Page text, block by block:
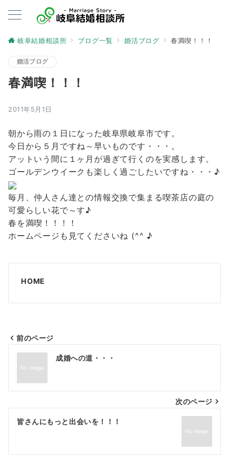
岐阜結婚相談所 ブログ一覧 婚活ブログ 春満喫！！！
婚活ブログ
春満喫！！！
2011年5月1日
朝から雨の１日になった岐阜県岐阜市です。
今日から５月ですね～早いものです・・・。
アットいう間に１ヶ月が過ぎて行くのを実感します。
ゴールデンウイークも楽しく過ごしたいですね・・・♪
毎月、仲人さん達との情報交換で集まる喫茶店の庭の
可愛らしい花で～す♪
春を満喫！！！！
ホームページも見てくださいね (^^ ♪
HOME
投
ナ
ビ
ゲ
前のページ
成婚への道・・・
次のページ
皆さんにもっと出会いを！！！